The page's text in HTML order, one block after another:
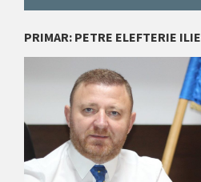
PRIMAR: PETRE ELEFTERIE ILIE